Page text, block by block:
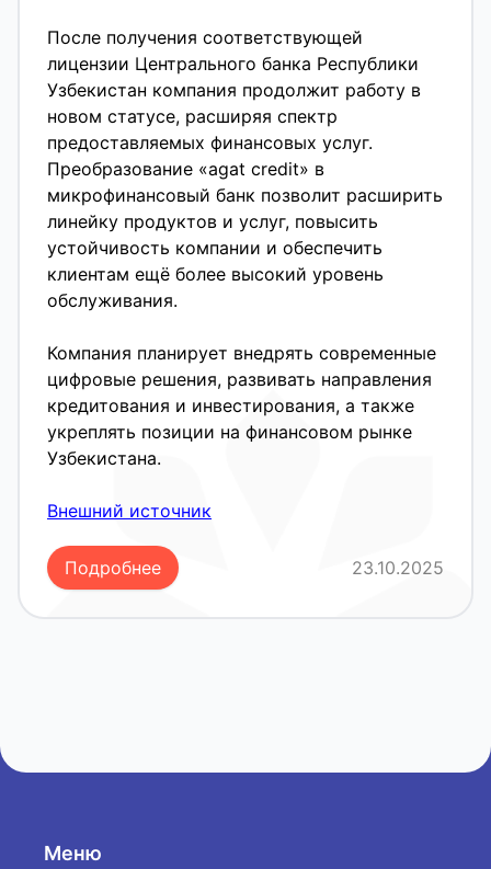
После получения соответствующей
лицензии Центрального банка Республики
Узбекистан компания продолжит работу в
новом статусе, расширяя спектр
предоставляемых финансовых услуг.
Преобразование «agat credit» в
микрофинансовый банк позволит расширить
линейку продуктов и услуг, повысить
устойчивость компании и обеспечить
клиентам ещё более высокий уровень
обслуживания.
Компания планирует внедрять современные
цифровые решения, развивать направления
кредитования и инвестирования, а также
укреплять позиции на финансовом рынке
Узбекистана.
Внешний источник
Подробнее 23.10.2025
Меню